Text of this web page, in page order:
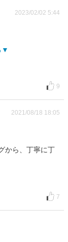
2023/02/02 5:44
9
2021/08/18 18:05
から、丁寧に丁
7